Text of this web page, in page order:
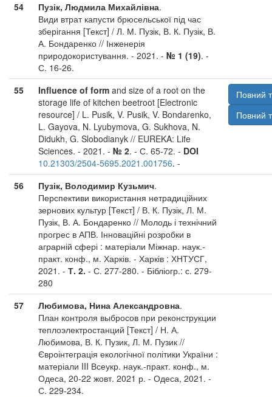
54 Пузік, Людмила Михайлівна.
Види втрат капусти брюсельської під час
зберігання [Текст] / Л. М. Пузік, В. К. Пузік, В.
А. Бондаренко // Інженерія
природокористування. - 2021. - № 1 (19). -
С. 16-26.
55
Influence of form and size of a root on the
storage life of kitchen beetroot [Electronic
resource] / L. Pusik, V. Pusik, V. Bondarenko,
L. Gayova, N. Lyubymova, G. Sukhova, N.
Didukh, G. Slobodianyk // EUREKA: Life
Sciences. - 2021. - № 2. - С. 65-72. - DOI
10.21303/2504-5695.2021.001756. -
Повний
Повний
56 Пузік, Володимир Кузьмич.
Перспективи використання нетрадиційних
зернових культур [Текст] / В. К. Пузік, Л. М.
Пузік, В. А. Бондаренко // Молодь і технічний
прогрес в АПВ. Інноваційні розробки в
аграрній сфері : матеріали Міжнар. наук.-
практ. конф., м. Харків. - Харків : ХНТУСГ,
2021. - Т. 2. - С. 277-280. - Бібліогр.: с. 279-
280
57
Любимова, Нина Александровна.
План контроля выбросов при реконструкции
теплоэлектростанций [Текст] / Н. А.
Любимова, В. К. Пузик, Л. М. Пузик //
Євроінтеграція екологічної політики України :
матеріали III Всеукр. наук.-практ. конф., м.
Одеса, 20-22 жовт. 2021 р. - Одеса, 2021. -
С. 229-234.